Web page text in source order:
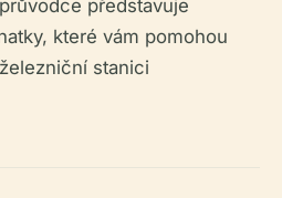
představuje
které vám pomohou
stanici